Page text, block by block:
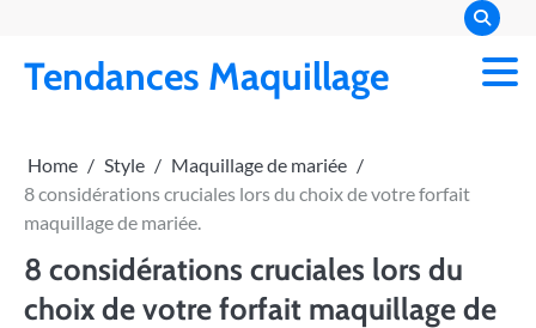
content
Tendances Maquillage
Home Style
Maquillage de mariée
8 considérations cruciales lors du choix de votre forfait
maquillage de mariée.
8 considérations cruciales lors du
choix de votre forfait maquillage de